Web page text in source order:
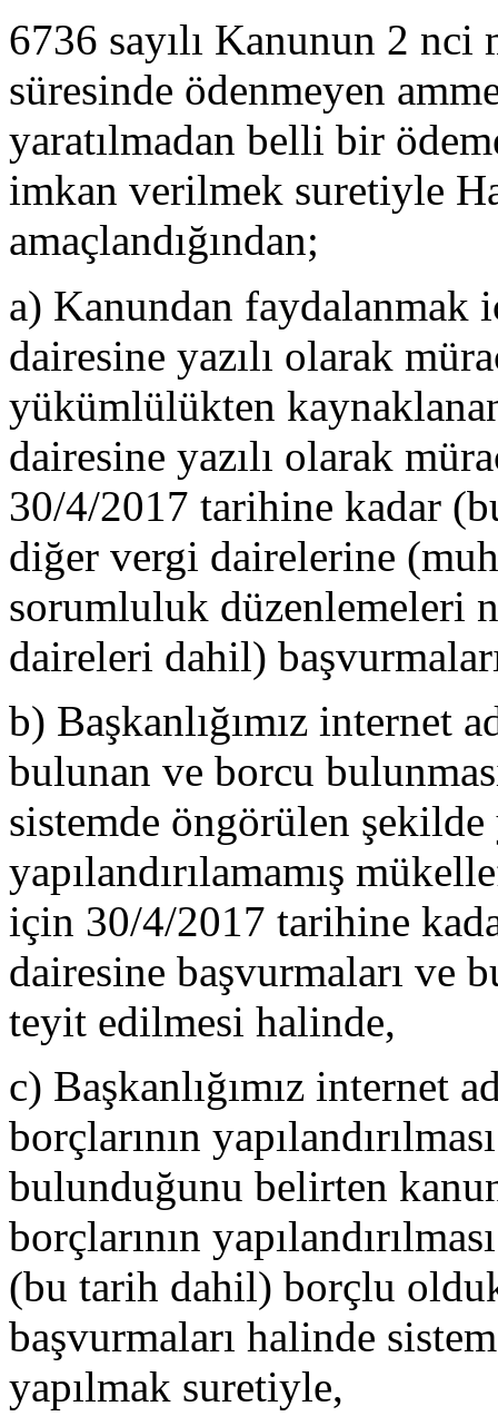
6736 sayılı Kanunun 2
süresinde ödenmeyen
yaratılmadan belli bir
imkan verilmek suretiyle
amaçlandığından;
a) Kanundan faydalanmak
dairesine yazılı olarak
yükümlülükten
dairesine yazılı olarak
30/4/2017 tarihine kadar
diğer vergi dairelerine
sorumluluk düzenlemeleri
daireleri dahil)
b) Başkanlığımız internet
bulunan ve borcu
sistemde öngörülen
yapılandırılamamış
için 30/4/2017 tarihine
dairesine başvurmaları ve
teyit edilmesi halinde,
c) Başkanlığımız internet
borçlarının
bulunduğunu belirten
borçlarının
(bu tarih dahil) borçlu
başvurmaları halinde
yapılmak suretiyle,